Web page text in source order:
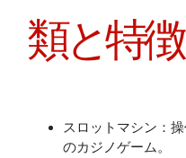
類と特徴
スロットマシン：
のカジノゲーム。